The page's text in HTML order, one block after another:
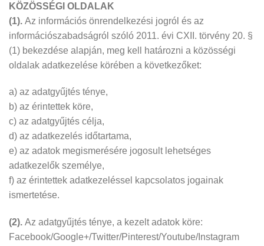
KÖZÖSSÉGI OLDALAK
(1). Az információs önrendelkezési jogról és az
információszabadságról szóló 2011. évi CXII. törvény 20. §
(1) bekezdése alapján, meg kell határozni a közösségi
oldalak adatkezelése körében a következőket:
a) az adatgyűjtés ténye,
b) az érintettek köre,
c) az adatgyűjtés célja,
d) az adatkezelés időtartama,
e) az adatok megismerésére jogosult lehetséges
adatkezelők személye,
f) az érintettek adatkezeléssel kapcsolatos jogainak
ismertetése.
(2). Az adatgyűjtés ténye, a kezelt adatok köre:
Facebook/Google+/Twitter/Pinterest/Youtube/Instagram